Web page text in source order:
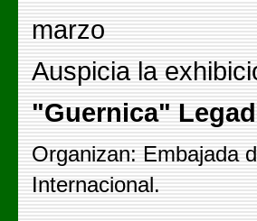
marzo
Auspicia la
"Guernica"
Organizan: Embajada
Internacional.